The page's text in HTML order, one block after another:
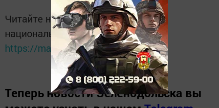
Читайте новости Татарстана в
национальном мессенджере MАХ:
https://max.ru/tatmedia
Теперь новости Зеленодольска вы